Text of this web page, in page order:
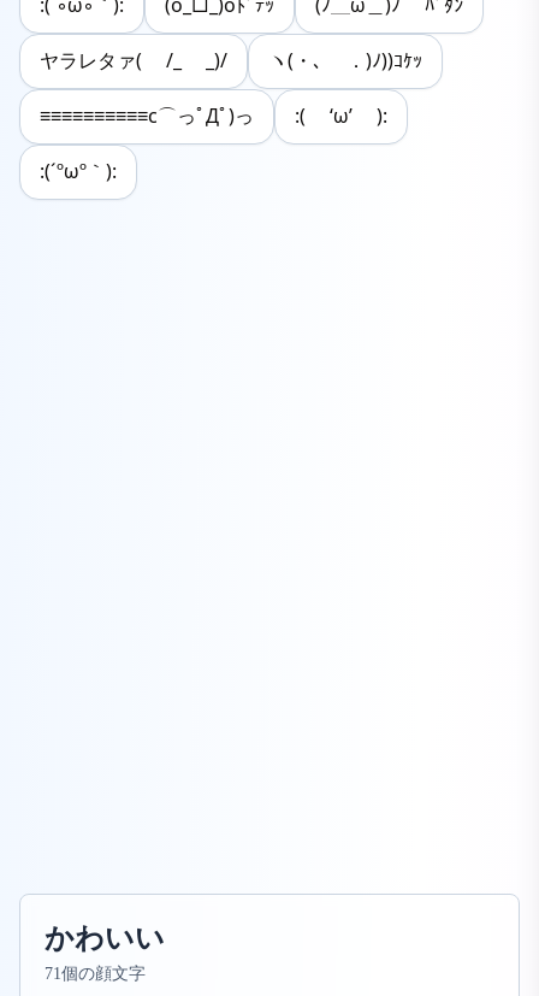
:(´◦ω◦｀): (o_□_)oﾄﾞﾃｯ (ﾉ＿ω＿)ﾉ ﾊﾞﾀﾝ
ヤラレタァ( /_ _)/ ヽ(・､ ．)ﾉ))ｺｹｯ
≡≡≡≡≡≡≡≡≡≡c⌒っﾟДﾟ)っ :( ‘ω’ ):
:(´ºωº｀):
かわいい
71個の顔文字